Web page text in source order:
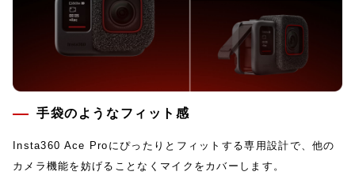
手袋のようなフィット感
Insta360 Ace Proにぴったりとフィットする専用設計で、他の
カメラ機能を妨げることなくマイクをカバーします。